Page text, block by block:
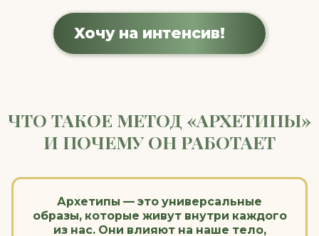
Через мягкие практики создаёте
образом напрямую, без анализа